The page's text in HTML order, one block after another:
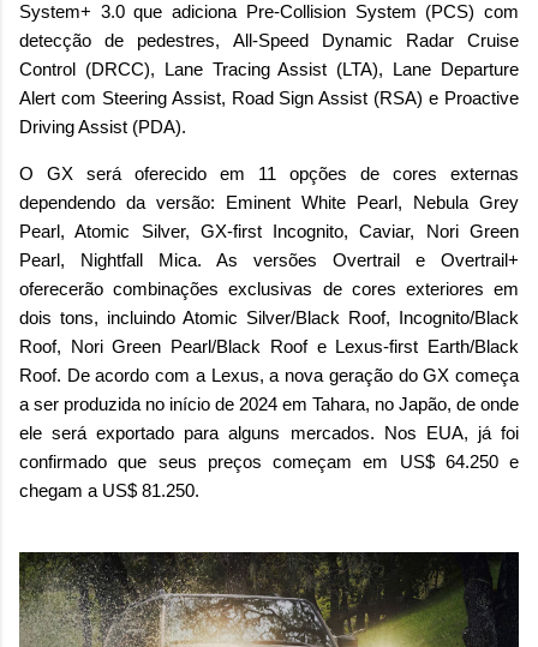
System+ 3.0 que adiciona Pre-Collision System (PCS) com
detecção de pedestres, All-Speed Dynamic Radar Cruise
Control (DRCC), Lane Tracing Assist (LTA), Lane Departure
Alert com Steering Assist, Road Sign Assist (RSA) e Proactive
Driving Assist (PDA).
O GX será oferecido em 11 opções de cores externas
dependendo da versão: Eminent White Pearl, Nebula Grey
Pearl, Atomic Silver, GX-first Incognito, Caviar, Nori Green
Pearl, Nightfall Mica. As versões Overtrail e Overtrail+
oferecerão combinações exclusivas de cores exteriores em
dois tons, incluindo Atomic Silver/Black Roof, Incognito/Black
Roof, Nori Green Pearl/Black Roof e Lexus-first Earth/Black
Roof. De acordo com a Lexus, a nova geração do GX começa
a ser produzida no início de 2024 em Tahara, no Japão, de onde
ele será exportado para alguns mercados. Nos EUA, já foi
confirmado que seus preços começam em US$ 64.250 e
chegam a US$ 81.250.